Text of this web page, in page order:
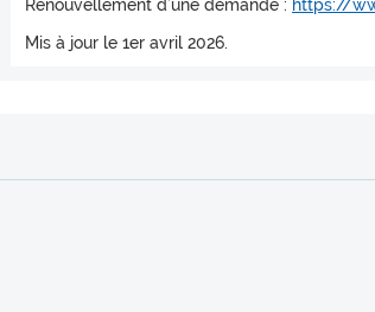
Renouvellement d’une demande : https://
Mis à jour le 1er avril 2026.